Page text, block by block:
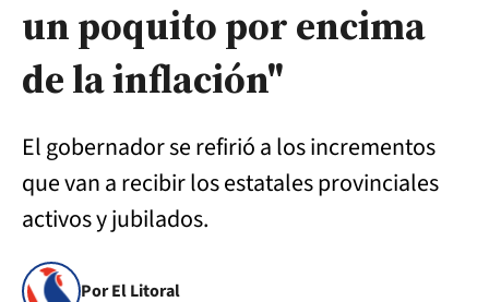
un poquito por encima
de la inflación"
El gobernador se refirió a los incrementos
que van a recibir los estatales provinciales
activos y jubilados.
Por El Litoral